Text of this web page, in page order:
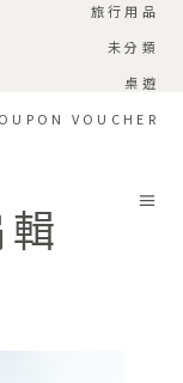
旅行用品
未分類
桌遊
VOUCHER